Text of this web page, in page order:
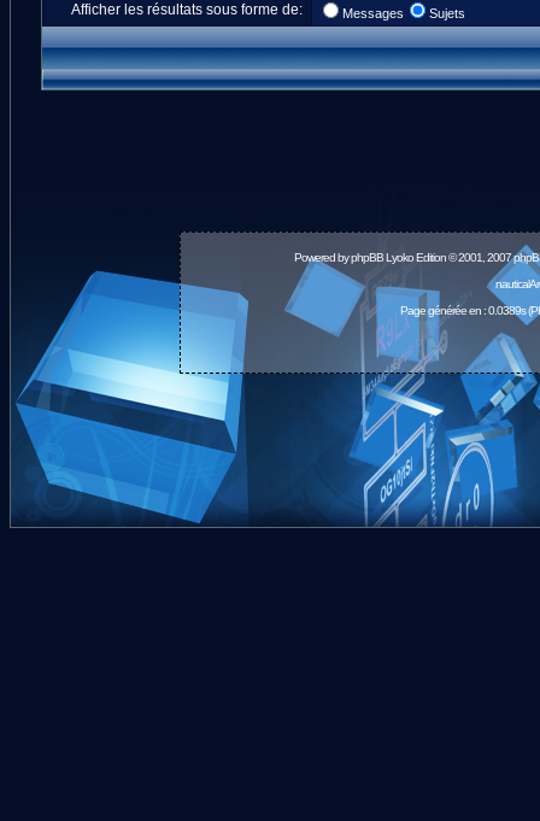
Afficher les résultats sous forme de: Messages Sujets
Powered byphpBBLyoko Edition © 2001, 2007
Page générée en : 0.0389s